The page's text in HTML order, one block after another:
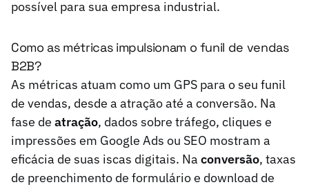
possível para sua empresa industrial.
Como as métricas impulsionam o funil de vendas
B2B?
As métricas atuam como um GPS para o seu funil
de vendas, desde a atração até a conversão. Na
fase de atração, dados sobre tráfego, cliques e
impressões em Google Ads ou SEO mostram a
eficácia de suas iscas digitais. Na conversão, taxas
de preenchimento de formulário e download de